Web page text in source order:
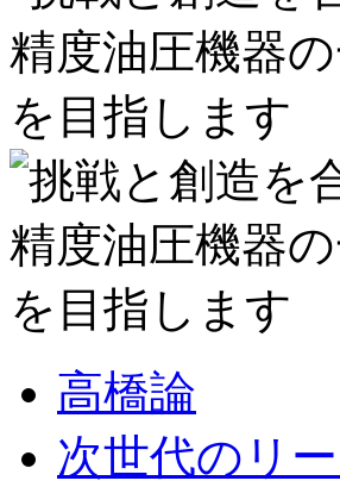
高橋論
次世代のリ